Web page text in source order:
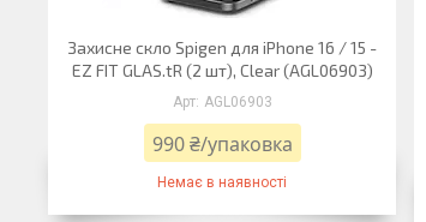
Захисне скло Spigen для iPhone 16 / 15 -
EZ FIT GLAS.tR (2 шт), Clear (AGL06903)
AGL06903
990 ₴/упаковка
Немає в наявності